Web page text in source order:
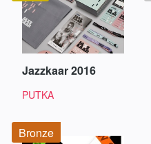
Jazzkaar 2016
PUTKA
Bronze